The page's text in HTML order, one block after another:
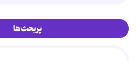
پربحث‌ها